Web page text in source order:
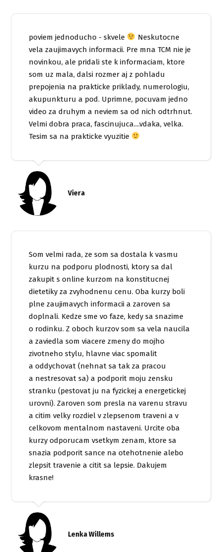
poviem jednoducho - skvele
Neskutocne
vela zaujimavych informacii. Pre mna TCM nie je
novinkou, ale pridali ste k informaciam, ktore
som uz mala, dalsi rozmer aj z pohladu
prepojenia na prakticke priklady, numerologiu,
akupunkturu a pod. Uprimne, pocuvam jedno
video za druhym a neviem sa od nich odtrhnut.
Velmi dobra praca, fascinujuca....vdaka, velka.
Tesim sa na prakticke vyuzitie
Viera
Som velmi rada, ze som sa dostala k vasmu
kurzu na podporu plodnosti, ktory sa dal
zakupit s online kurzom na konstitucnej
dietetiky za zvyhodnenu cenu. Oba kurzy boli
plne zaujimavych informacii a zaroven sa
doplnali. Kedze sme vo faze, kedy sa snazime
o rodinku. Z oboch kurzov som sa vela naucila
a zaviedla som viacere zmeny do mojho
zivotneho stylu, hlavne viac spomalit
a oddychovat (nehnat sa tak za pracou
a nestresovat sa) a podporit moju zensku
stranku (pestovat ju na fyzickej a energetickej
urovni). Zaroven som presla na varenu stravu
a citim velky rozdiel v zlepsenom traveni a v
celkovom mentalnom nastaveni. Urcite oba
kurzy odporucam vsetkym zenam, ktore sa
snazia podporit sance na otehotnenie alebo
zlepsit travenie a citit sa lepsie. Dakujem
krasne!
Lenka Willems